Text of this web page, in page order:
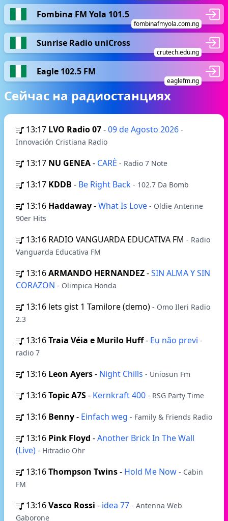
Fombina FM Yola 101.5
fombinafmyola.com.ng
Sunrise Radio uniCross
crutech.edu.ng
Eagle 102.5 FM
eaglefm.ng
Сейчас на радиостанциях
13:17 LVO Radio 07-09 de Agosto 2026 -
Innovación Cristiana Radio
13:17 NU GENEA- CARÈ - Radio 7 Note
13:17 KDDB - Be Right Back - 102.7 Da Bomb
13:16 Haddaway-What Is Love - Oldie Antenne
90er Hits
13:16 RADIO VANGUARDA EDUCATIVA FM - Radio
Vanguarda Educativa FM
13:16ARMANDO HERNANDEZ-SIN ALMA Y SIN
CORAZON - Olimpica Honda
13:16 lets gist 1 Tamilore (demo) - Omo Ileri Radio
2.3
13:16Traia Véia e Murilo Huff- Eu não previ -
radio 7
13:16 Leon Ayers- Night Chills - Uniosun Fm
13:16Topic A7S- Kernkraft 400 - RSG Party Time
13:16 Benny- Einfach weg - Family & Friends Radio
13:16 Pink Floyd -Another Brick In The Wall
(Live) - Hitradio Ohr
13:16Thompson Twins- Hold Me Now - Cabin
FM
13:16Vasco Rossi - idea 77 - Antenna Web
Gaborone